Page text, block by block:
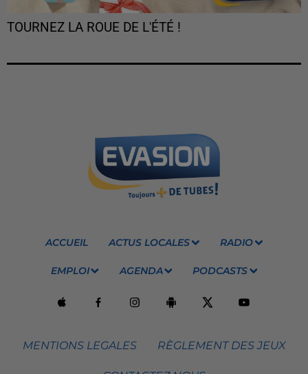
TOURNEZ LA ROUE DE L'ÉTÉ !
ACCUEIL ACTUS LOCALES RADIO
EMPLOI AGENDA PODCASTS
MENTIONS LEGALES RÈGLEMENT DES JEUX